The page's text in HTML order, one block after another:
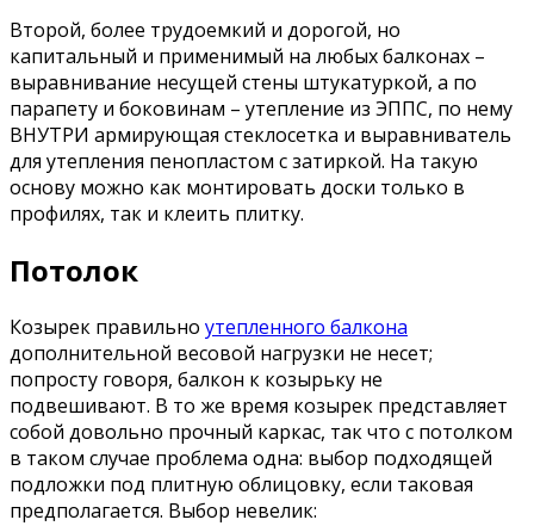
Второй, более трудоемкий и дорогой, но
капитальный и применимый на любых балконах –
выравнивание несущей стены штукатуркой, а по
парапету и боковинам – утепление из ЭППС, по нему
ВНУТРИ армирующая стеклосетка и выравниватель
для утепления пенопластом с затиркой. На такую
основу можно как монтировать доски только в
профилях, так и клеить плитку.
Потолок
Козырек правильно утепленного балкона
дополнительной весовой нагрузки не несет;
попросту говоря, балкон к козырьку не
подвешивают. В то же время козырек представляет
собой довольно прочный каркас, так что с потолком
в таком случае проблема одна: выбор подходящей
подложки под плитную облицовку, если таковая
предполагается. Выбор невелик: